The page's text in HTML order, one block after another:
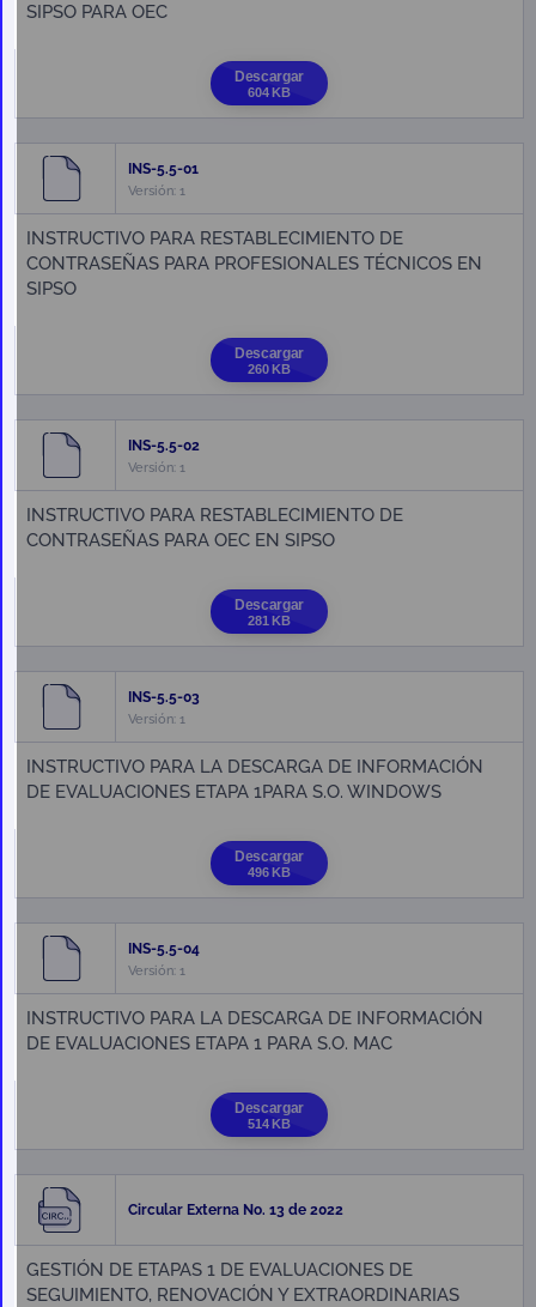
SIPSO PARA OEC
Descargar
604 KB
INS-5.5-01
Versión: 1
INSTRUCTIVO PARA RESTABLECIMIENTO DE
CONTRASEÑAS PARA PROFESIONALES TÉCNICOS EN
SIPSO
Descargar
260 KB
INS-5.5-02
Versión: 1
INSTRUCTIVO PARA RESTABLECIMIENTO DE
CONTRASEÑAS PARA OEC EN SIPSO
Descargar
281 KB
INS-5.5-03
Versión: 1
INSTRUCTIVO PARA LA DESCARGA DE INFORMACIÓN
DE EVALUACIONES ETAPA 1PARA S.O. WINDOWS
Descargar
496 KB
INS-5.5-04
Versión: 1
INSTRUCTIVO PARA LA DESCARGA DE INFORMACIÓN
DE EVALUACIONES ETAPA 1 PARA S.O. MAC
Descargar
514 KB
Circular Externa No. 13 de 2022
GESTIÓN DE ETAPAS 1 DE EVALUACIONES DE
SEGUIMIENTO, RENOVACIÓN Y EXTRAORDINARIAS